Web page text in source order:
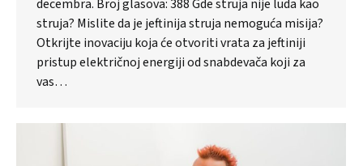
decembra. Broj glasova: 388 Gde struja nije luda kao
struja? Mislite da je jeftinija struja nemoguća misija?
Otkrijte inovaciju koja će otvoriti vrata za jeftiniji
pristup električnoj energiji od snabdevača koji za
vas…